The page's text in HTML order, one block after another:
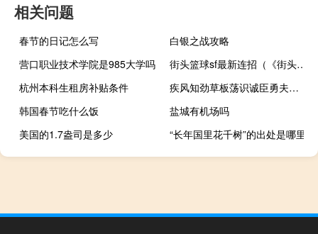
相关问题
春节的日记怎么写
白银之战攻略
营口职业技术学院是985大学吗
街头篮球sf最新连招（《街头篮球》SF扣篮技巧视频解析）
杭州本科生租房补贴条件
疾风知劲草板荡识诚臣勇夫安识义（疾风知劲草板荡识诚臣的意思）
韩国春节吃什么饭
盐城有机场吗
美国的1.7盎司是多少
“长年国里花千树”的出处是哪里